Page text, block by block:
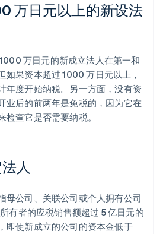
万日元以上的新设法
万日元的新成立法人在第一和
如果资本超过 1000 万日元以上，
年度开始纳税。另一方面，没有资
业后的前两年是免税的，因为它在
查它是否需要纳税。
人
母公司、关联公司或个人拥有公司
有者的应税销售额超过 5 亿日元的
即使新成立的公司的资本金低于